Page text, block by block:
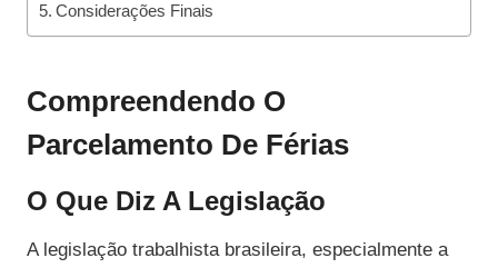
Considerações Finais
Compreendendo O
Parcelamento De Férias
O Que Diz A Legislação
A legislação trabalhista brasileira, especialmente a